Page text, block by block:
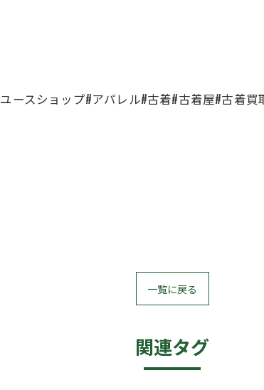
ースショップ#アパレル#古着#古着屋#古着
一覧に戻る
関連タグ